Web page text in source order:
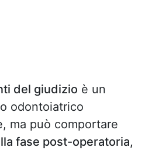
del giudizio è un
odontoiatrico
ma può comportare
fase post-operatoria,